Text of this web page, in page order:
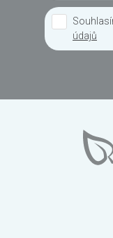
údajů